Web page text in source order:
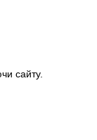
сайту.